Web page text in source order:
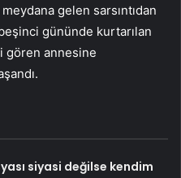
gelen sarsıntıdan
gününde kurtarılan
gören annesine
siyasi değilse kendim